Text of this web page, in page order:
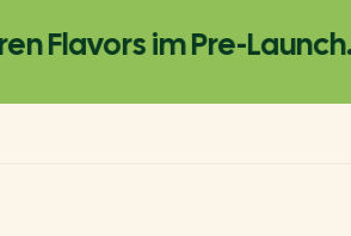
im Pre-Launch.